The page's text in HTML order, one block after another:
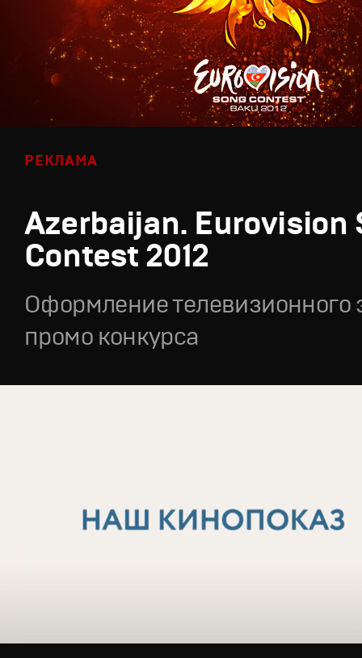
РЕКЛАМА
Azerbaijan. Eurovision
Contest 2012
Оформление телевизионного
промо конкурса